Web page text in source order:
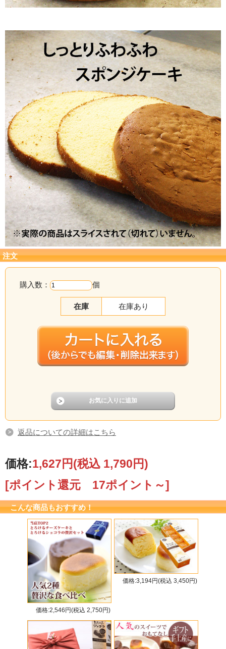
注文
購入数： 個
在庫 在庫あり
返品についての詳細はこちら
価格:1,627円(税込 1,790円)
[ポイント還元 17ポイント～]
こんな商品もおすすめ！
価格:2,546円(税込 2,750円)
価格:3,194円(税込 3,450円)